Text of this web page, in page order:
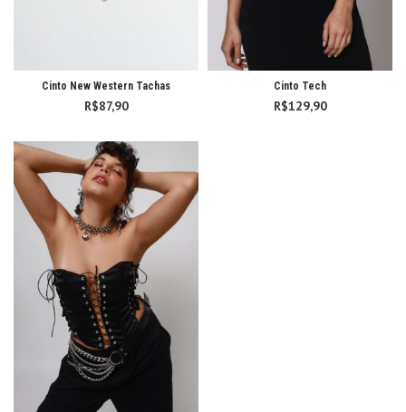
Cinto New Western Tachas
R$87,90
Cinto Tech
R$129,90